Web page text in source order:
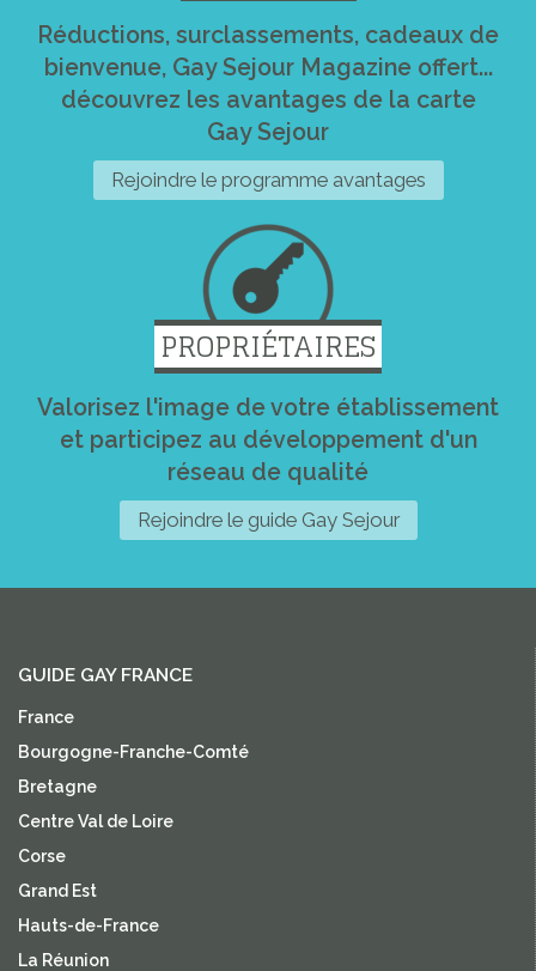
Réductions, surclassements, cadeaux de
bienvenue, Gay Sejour Magazine offert...
découvrez les avantages de la carte
Gay Sejour
Rejoindre le programme avantages
PROPRIÉTAIRES
Valorisez l'image de votre établissement
et participez au développement d'un
réseau de qualité
Rejoindre le guide Gay Sejour
GUIDE GAY FRANCE
France
Bourgogne-Franche-Comté
Bretagne
Centre Val de Loire
Corse
Grand Est
Hauts-de-France
La Réunion